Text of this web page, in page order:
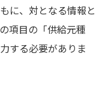
に、対となる情報と
項目の「供給元種
する必要がありま